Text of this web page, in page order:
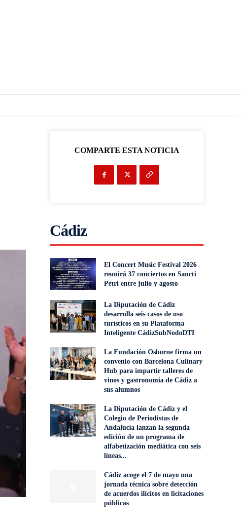
COMPARTE ESTA NOTICIA
Cádiz
El Concert Music Festival 2026
reunirá 37 conciertos en Sancti
Petri entre julio y agosto
La Diputación de Cádiz
desarrolla seis casos de uso
turísticos en su Plataforma
Inteligente CádizSubNodoDTI
La Fundación Osborne firma un
convenio con Barcelona Culinary
Hub para impartir talleres de
vinos y gastronomía de Cádiz a
sus alumnos
La Diputación de Cádiz y el
Colegio de Periodistas de
Andalucía lanzan la segunda
edición de un programa de
alfabetización mediática con seis
líneas...
Cádiz acoge el 7 de mayo una
jornada técnica sobre detección
de acuerdos ilícitos en licitaciones
públicas